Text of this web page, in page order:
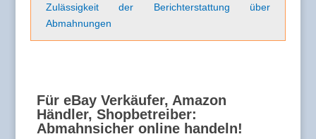
Zulässigkeit der Berichterstattung über
Abmahnungen
Für eBay Verkäufer, Amazon
Händler, Shopbetreiber:
Abmahnsicher online handeln!